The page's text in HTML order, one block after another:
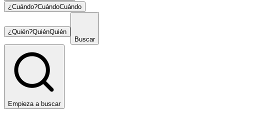
¿Cuándo?CuándoCuándo
¿Quién?QuiénQuién
Buscar
Empieza a buscar